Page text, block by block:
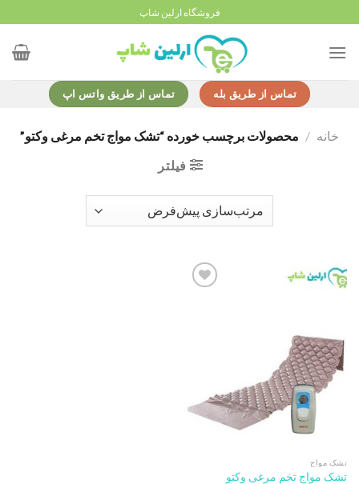
to
content
فروشگاه ارلین شاپ
تماس از طریق بله تماس از طریق واتس اپ
خانه / محصولات برچسب خورده “تشک مواج تخم مرغی وکتو”
فیلتر
تشک مواج
تشک مواج تخم مرغی وکتو